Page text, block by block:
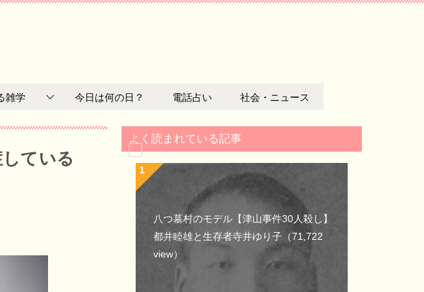
雑学 今日は何の日？ 電話占い 社会・ニュース
ている
よく読まれている記事
八つ墓村のモデル【津山事件30人殺し】
都井睦雄と生存者寺井ゆり子 （71,722
view）